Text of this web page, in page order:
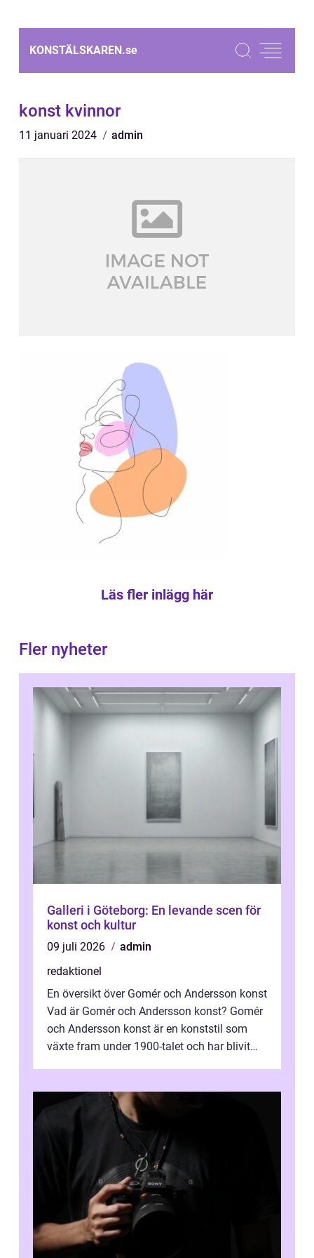
KONSTÄLSKAREN.se
konst kvinnor
11 januari 2024 admin
Läs fler inlägg här
Fler nyheter
Galleri i Göteborg: En levande scen för
konst och kultur
09 juli 2026
admin
redaktionel
En översikt över Gomér och Andersson konst
Vad är Gomér och Andersson konst? Gomér
och Andersson konst är en konststil som
växte fram under 1900-talet och har blivit